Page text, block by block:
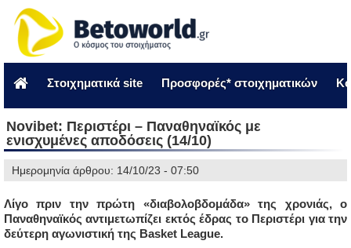
Στοιχηματικά site Προσφορές* στοιχηματικών
Novibet: Περιστέρι – Παναθηναϊκός με
ενισχυμένες αποδόσεις (14/10)
Ημερομηνία άρθρου: 14/10/23 - 07:50
Λίγο πριν την πρώτη «διαβολοβδομάδα» της χρονιάς, ο
Παναθηναϊκός αντιμετωπίζει εκτός έδρας το Περιστέρι για την
δεύτερη αγωνιστική της Basket League.